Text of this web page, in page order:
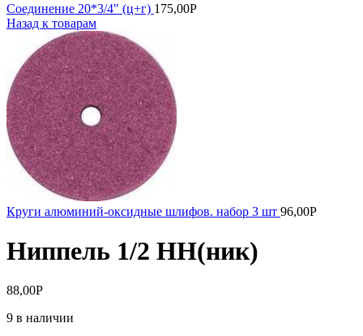
Соединение 20*3/4" (ц+г) 175,00Р
Назад к товарам
Круги алюминий-оксидные шлифов. набор 3 шт 96,00Р
Ниппель 1/2 НН(ник)
88,00Р
9 в наличии